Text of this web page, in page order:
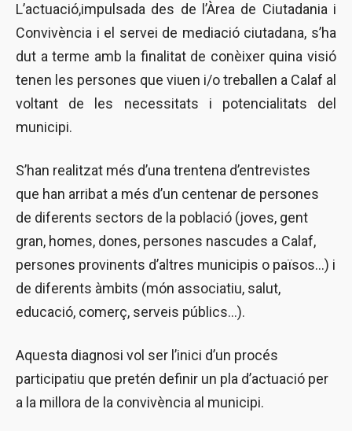
L’actuació,impulsada des de l’Àrea de Ciutadania i
Convivència i el servei de mediació ciutadana, s’ha
dut a terme amb la finalitat de conèixer quina visió
tenen les persones que viuen i/o treballen a Calaf al
voltant de les necessitats i potencialitats del
municipi.
S’han realitzat més d’una trentena d’entrevistes
que han arribat a més d’un centenar de persones
de diferents sectors de la població (joves, gent
gran, homes, dones, persones nascudes a Calaf,
persones provinents d’altres municipis o països...) i
de diferents àmbits (món associatiu, salut,
educació, comerç, serveis públics...).
Aquesta diagnosi vol ser l’inici d’un procés
participatiu que pretén definir un pla d’actuació per
a la millora de la convivència al municipi.